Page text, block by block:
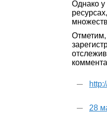
Однако у
Отметим,
28